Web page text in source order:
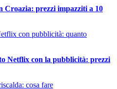
Croazia: prezzi impazziti a 10
Netflix con la pubblicità: prezzi